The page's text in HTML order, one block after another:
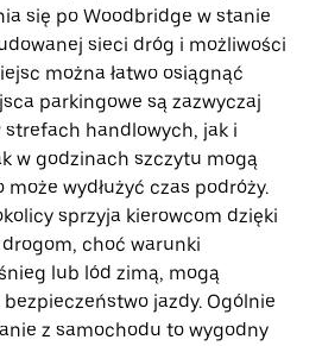
się po Woodbridge w stanie
sieci dróg i możliwości
można łatwo osiągnąć
parkingowe są zazwyczaj
handlowych, jak i
w godzinach szczytu mogą
wydłużyć czas podróży.
sprzyja kierowcom dzięki
choć warunki
lub lód zimą, mogą
bezpieczeństwo jazdy. Ogólnie
z samochodu to wygodny